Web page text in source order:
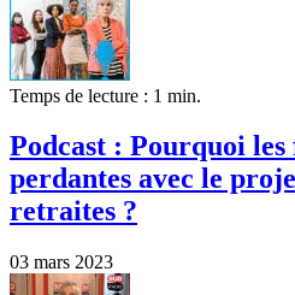
Temps de lecture : 1 min.
Podcast : Pourquoi les
perdantes avec le
retraites ?
03 mars 2023